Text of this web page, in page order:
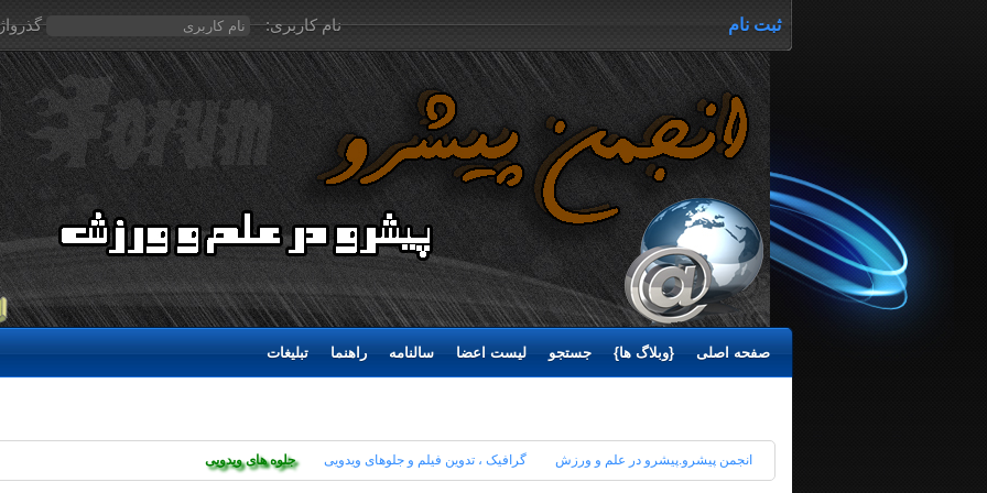
ثبت نام نام کاربری:
صفحه اصلی {وبلاگ ها} جستجو لیست اعضا سالنامه راهنما تبلیغات
انجمن پیشرو.پیشرو در علم و ورزش گرافیک ، تدوین فیلم و جلوهای ویدویی جلوه های ویدویی